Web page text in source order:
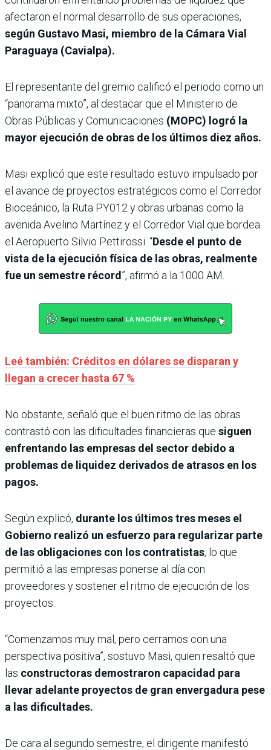
afectaron el normal desarrollo de sus operaciones,
según Gustavo Masi, miembro de la Cámara Vial
Paraguaya (Cavialpa).
El representante del gremio calificó el periodo como un
“panorama mixto”, al destacar que el Ministerio de
Obras Públicas y Comunicaciones (MOPC) logró la
mayor ejecución de obras de los últimos diez años.
Masi explicó que este resultado estuvo impulsado por
el avance de proyectos estratégicos como el Corredor
Bioceánico, la Ruta PY012 y obras urbanas como la
avenida Avelino Martínez y el Corredor Vial que bordea
el Aeropuerto Silvio Pettirossi. “Desde el punto de
vista de la ejecución física de las obras, realmente
fue un semestre récord”, afirmó a la 1000 AM.
Leé también: Créditos en dólares se disparan y
llegan a crecer hasta 67 %
No obstante, señaló que el buen ritmo de las obras
contrastó con las dificultades financieras que siguen
enfrentando las empresas del sector debido a
problemas de liquidez derivados de atrasos en los
pagos.
Según explicó, durante los últimos tres meses el
Gobierno realizó un esfuerzo para regularizar parte
de las obligaciones con los contratistas, lo que
permitió a las empresas ponerse al día con
proveedores y sostener el ritmo de ejecución de los
proyectos.
“Comenzamos muy mal, pero cerramos con una
perspectiva positiva”, sostuvo Masi, quien resaltó que
las constructoras demostraron capacidad para
llevar adelante proyectos de gran envergadura pese
a las dificultades.
De cara al segundo semestre, el dirigente manifestó